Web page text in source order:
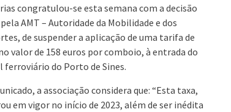
congratulou-se esta semana com a decisão
AMT – Autoridade da Mobilidade e dos
de suspender a aplicação de uma tarifa de
valor de 158 euros por comboio, à entrada do
do Porto de Sines.
a associação considera que: “Esta taxa,
em vigor no início de 2023, além de ser inédita